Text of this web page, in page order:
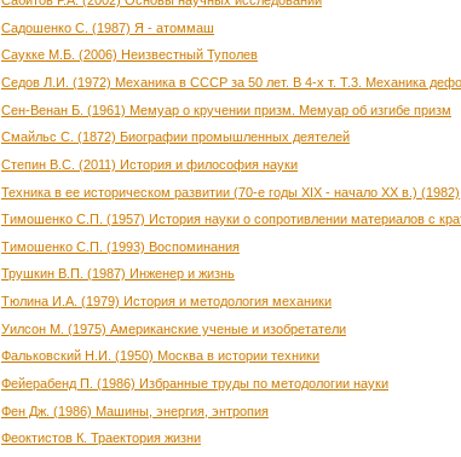
Садошенко С. (1987) Я - атоммаш
Саукке М.Б. (2006) Неизвестный Туполев
Седов Л.И. (1972) Механика в СССР за 50 лет. В 4-х т. Т.3. Механика
Сен-Венан Б. (1961) Мемуар о кручении призм. Мемуар об изгибе призм
Смайльс С. (1872) Биографии промышленных деятелей
Степин В.С. (2011) История и философия науки
Техника в ее историческом развитии (70-е годы XIX - начало XX в.) (1982)
Тимошенко С.П. (1957) История науки о сопротивлении материалов с
Тимошенко С.П. (1993) Воспоминания
Трушкин В.П. (1987) Инженер и жизнь
Тюлина И.А. (1979) История и методология механики
Уилсон М. (1975) Американские ученые и изобретатели
Фальковский Н.И. (1950) Москва в истории техники
Фейерабенд П. (1986) Избранные труды по методологии науки
Фен Дж. (1986) Машины, энергия, энтропия
Феоктистов К. Траектория жизни